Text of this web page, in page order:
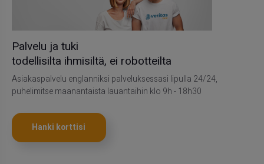
Palvelu ja tuki
todellisilta ihmisiltä, ei robotteilta
Asiakaspalvelu englanniksi palveluksessasi lipulla 24/24,
puhelimitse maanantaista lauantaihin klo 9h - 18h30
Hanki korttisi